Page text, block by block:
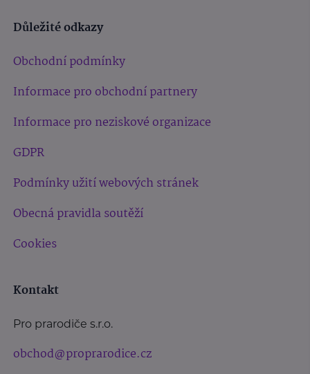
Důležité odkazy
Obchodní podmínky
Informace pro obchodní partnery
Informace pro neziskové organizace
GDPR
Podmínky užití webových stránek
Obecná pravidla soutěží
Cookies
Kontakt
Pro prarodiče s.r.o.
obchod@proprarodice.cz